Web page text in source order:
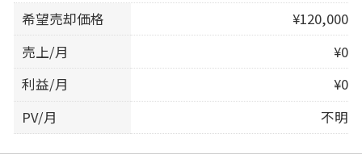
希望売却価格
¥120,000
売上/月
¥0
利益/月
¥0
PV/月
不明